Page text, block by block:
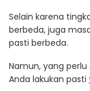
Selain karena
berbeda, juga
pasti berbeda.
Namun, yang
Anda lakukan pasti